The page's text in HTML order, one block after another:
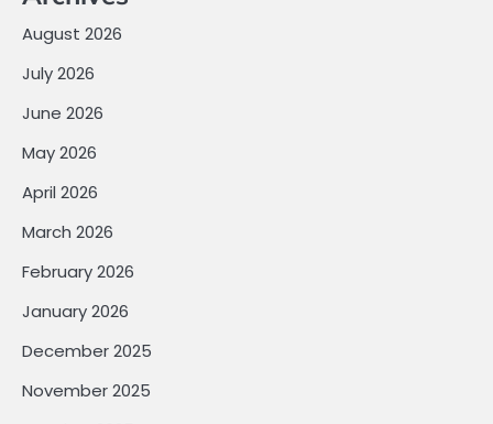
August 2026
July 2026
June 2026
May 2026
April 2026
March 2026
February 2026
January 2026
December 2025
November 2025